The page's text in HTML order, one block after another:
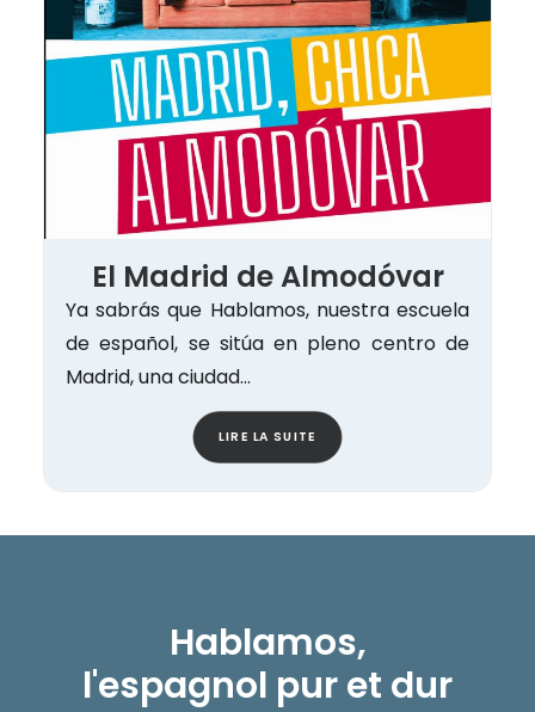
El Madrid de Almodóvar
Ya sabrás que Hablamos, nuestra escuela
de español, se sitúa en pleno centro de
Madrid, una ciudad…
LIRE LA SUITE
Hablamos,
l'espagnol pur et dur